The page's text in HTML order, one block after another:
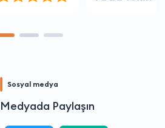
Sosyal medya
Paylaşın